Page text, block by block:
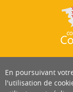
En poursuivant
l'utilisation de